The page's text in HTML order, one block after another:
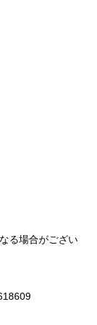
る場合がござい